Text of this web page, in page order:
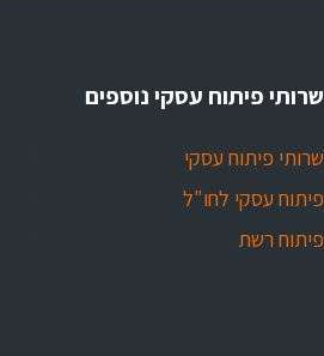
שרותי פיתוח עסקי נוספים
שרותי פיתוח עסקי
פיתוח עסקי לחו"ל
פיתוח רשת